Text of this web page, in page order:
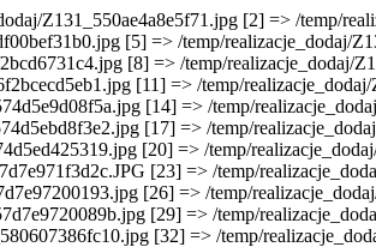
Z131_550ae4a8e5f71.jpg [2] => /temp/
[5] => /temp/realizacje_dodaj/
[8] => /temp/realizacje_dodaj/
[11] => /temp/
[14] => /temp/
[17] => /temp/
[20] => /temp/
[23] => /temp/
[26] => /temp/
[29] => /temp/
[32] => /temp/